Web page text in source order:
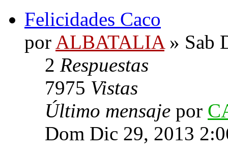
Felicidades Caco
por ALBATALIA» Sab
2 Respuestas
7975 Vistas
Último mensaje por
Dom Dic 29, 2013